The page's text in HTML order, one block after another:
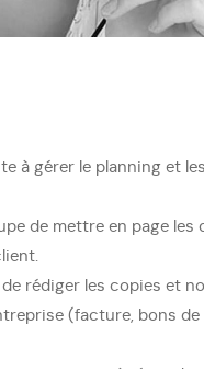
à gérer le planning et
de mettre en page les
de rédiger les copies et
(facture, bons de